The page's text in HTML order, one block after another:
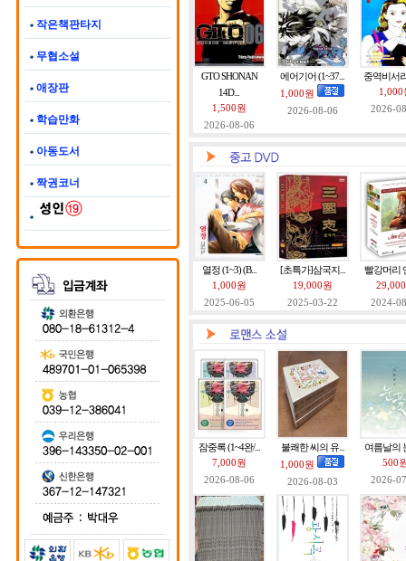
작은책판타지
무협소설
애장판
학습만화
아동도서
짝권코너
GTO SHONAN
14D...
1,500원
2026-08-06
에어기어 (1~37...
1,000원
2026-08-06
중역비서
1,000
2026-
열정 (1~3) (B...
1,000원
2025-06-05
[초특가]삼국지...
19,000원
2025-03-22
빨강머리
2024-
잠중록 (1~4완/...
7,000원
2026-08-06
불쾌한 씨의 유...
1,000원
2026-08-03
여름날의
500
2026-